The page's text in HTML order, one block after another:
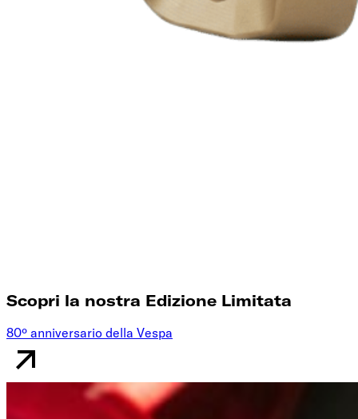
Scopri la nostra Edizione Limitata
80º anniversario della Vespa